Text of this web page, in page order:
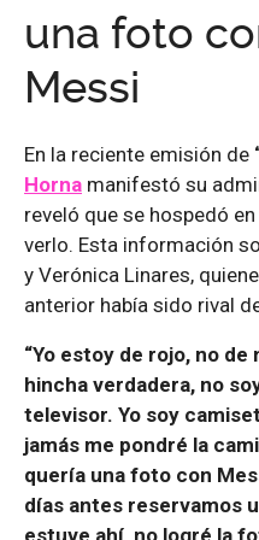
una foto
Messi
En la reciente emisión de
Horna manifestó su
reveló que se hospedó en
verlo. Esta información
y Verónica Linares,
anterior había sido rival
“Yo estoy de rojo, no
hincha verdadera, no
televisor. Yo soy
jamás me pondré la
quería una foto con
días antes reservamos